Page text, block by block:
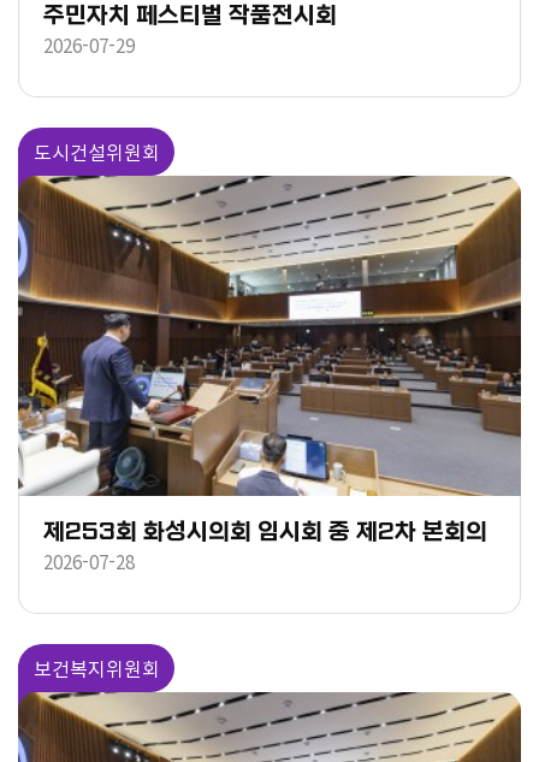
주민자치 페스티벌 작품전시회
2026-07-29
도시건설위원회
제253회 화성시의회 임시회 중 제2차 본회의
2026-07-28
보건복지위원회